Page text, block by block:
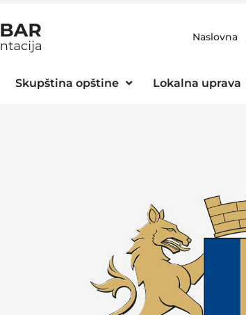
Naslovna
Skupština opštine Lokalna uprava